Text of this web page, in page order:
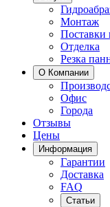
Монтаж
Поставки
Отделка
Резка
О Компании
Офис
Города
Отзывы
Цены
Информация
Гарантии
Доставка
FAQ
Статьи